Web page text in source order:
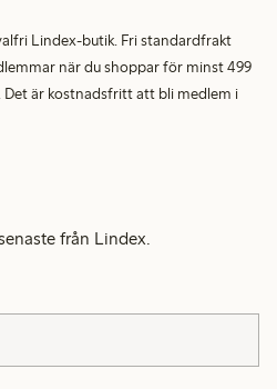
Lindex-butik. Fri standardfrakt
när du shoppar för minst 499
är kostnadsfritt att bli medlem i
från Lindex.